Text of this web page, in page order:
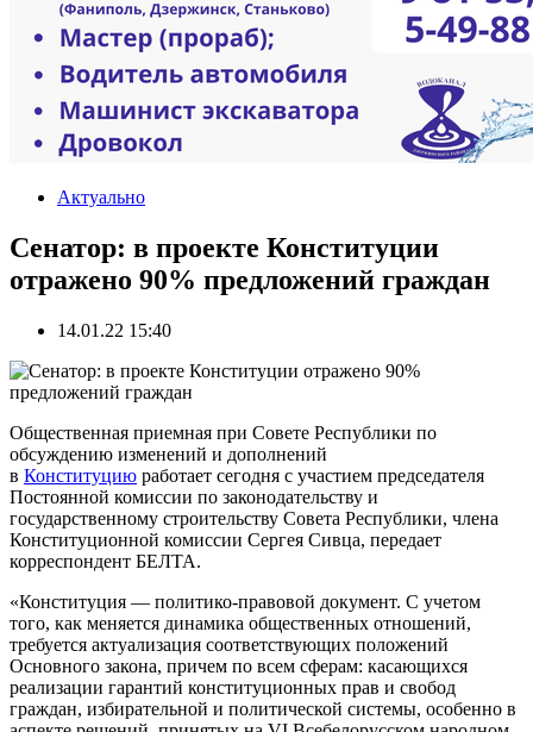
Актуально
Сенатор: в проекте Конституции
отражено 90% предложений граждан
14.01.22 15:40
Общественная приемная при Совете Республики по
обсуждению изменений и дополнений
в Конституцию работает сегодня с участием председателя
Постоянной комиссии по законодательству и
государственному строительству Совета Республики, члена
Конституционной комиссии Сергея Сивца, передает
корреспондент БЕЛТА.
«Конституция — политико-правовой документ. С учетом
того, как меняется динамика общественных отношений,
требуется актуализация соответствующих положений
Основного закона, причем по всем сферам: касающихся
реализации гарантий конституционных прав и свобод
граждан, избирательной и политической системы, особенно в